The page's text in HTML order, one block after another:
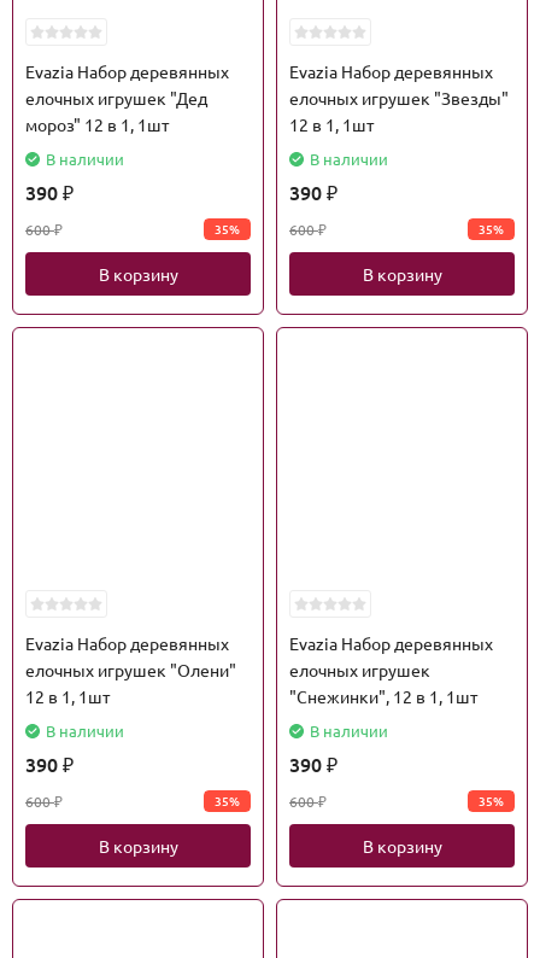
Evazia Набор деревянных
елочных игрушек "Дед
мороз" 12 в 1, 1шт
В наличии
390 ₽
600₽ 35%
В корзину
Evazia Набор деревянных
елочных игрушек "Звезды"
12 в 1, 1шт
В наличии
390 ₽
600₽ 35%
В корзину
Evazia Набор деревянных
елочных игрушек "Олени"
12 в 1, 1шт
В наличии
390 ₽
600₽ 35%
В корзину
Evazia Набор деревянных
елочных игрушек
"Снежинки", 12 в 1, 1шт
В наличии
390 ₽
600₽ 35%
В корзину